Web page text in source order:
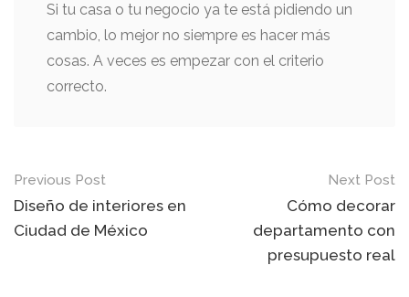
Si tu casa o tu negocio ya te está pidiendo un
cambio, lo mejor no siempre es hacer más
cosas. A veces es empezar con el criterio
correcto.
Post
navigation
Previous Post
Diseño de interiores en
Ciudad de México
Next Post
Cómo decorar
departamento con
presupuesto real